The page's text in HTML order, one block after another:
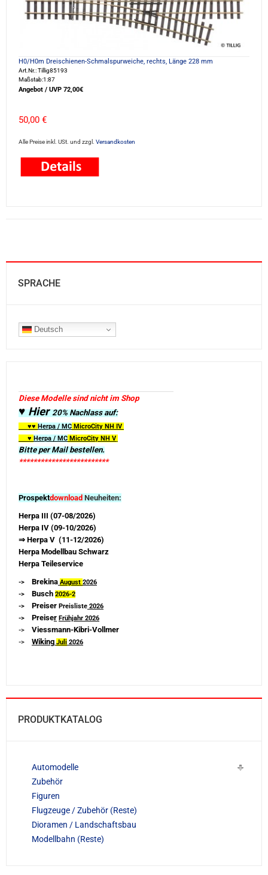
H0/H0m Dreischienen-Schmalspurweiche, rechts, Länge 228 mm
Art.Nr.: Tillig85193
Maßstab:1:87
Angebot / UVP 72,00€
50,00 €
Alle Preise inkl. USt. und zzgl. Versandkosten
SPRACHE
Deutsch
Diese Modelle sind nicht im Shop
♥ Hier20% Nachlass auf:
♥♥ Herpa / MC MicroCity NH IV
♥ Herpa / MC MicroCity NH V
Bitte per Mail bestellen.
*************************
Prospektdownload Neuheiten:
Herpa III (07-08/2026)
Herpa IV (09-10/2026)
⇒ Herpa V (11-12/2026)
Herpa Modellbau Schwarz
Herpa Teileservice
-> Brekina August 2026
-> Busch 2026-2
-> Preiser Preisliste 2026
-> Preiser Frühjahr 2026
-> Viessmann-Kibri-Vollmer
-> Wiking Juli 2026
PRODUKTKATALOG
Automodelle
Zubehör
Figuren
Flugzeuge / Zubehör (Reste)
Dioramen / Landschaftsbau
Modellbahn (Reste)